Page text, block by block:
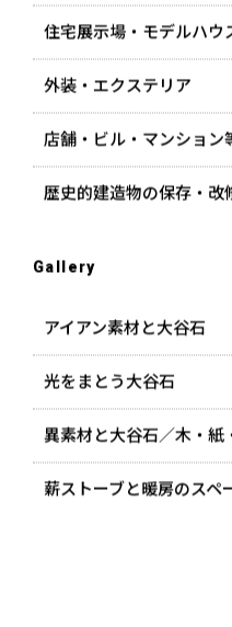
住宅展示場・モデルハウ
外装・エクステリア
店舗・ビル・マンション
歴史的建造物の保存・改
Gallery
アイアン素材と大谷石
光をまとう大谷石
異素材と大谷石／木・紙
薪ストーブと暖房のスペ